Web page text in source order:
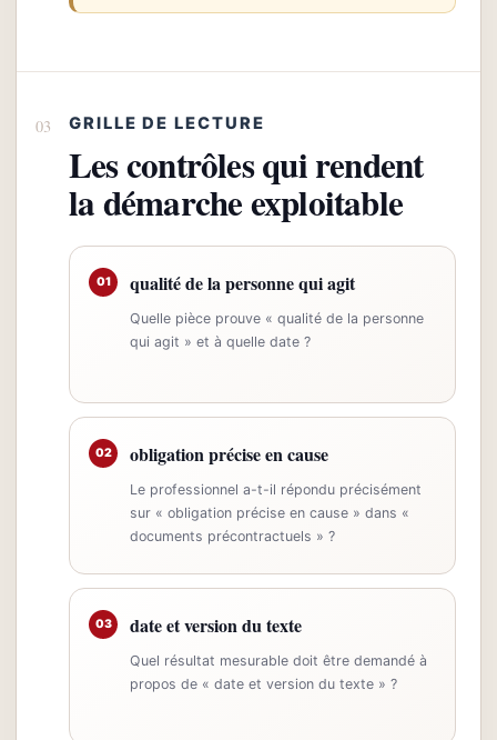
GRILLE DE LECTURE
Les contrôles qui rendent
la démarche exploitable
01 qualité de la personne qui agit
Quelle pièce prouve « qualité de la personne
qui agit » et à quelle date ?
02 obligation précise en cause
Le professionnel a-t-il répondu précisément
sur « obligation précise en cause » dans «
documents précontractuels » ?
03 date et version du texte
Quel résultat mesurable doit être demandé à
propos de « date et version du texte » ?